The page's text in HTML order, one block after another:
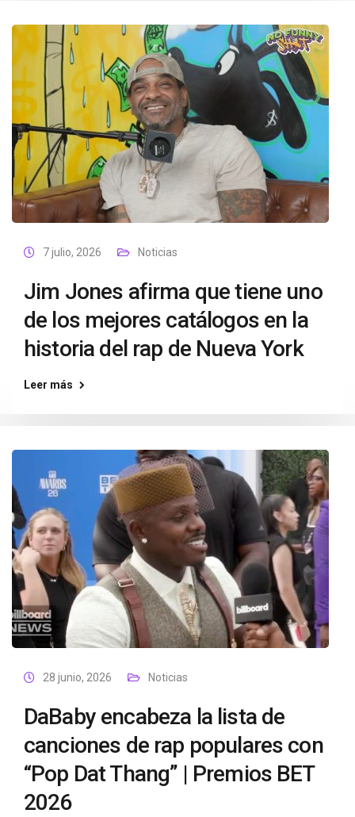
7 julio, 2026 Noticias
Jim Jones afirma que tiene uno
de los mejores catálogos en la
historia del rap de Nueva York
Leer más
28 junio, 2026 Noticias
DaBaby encabeza la lista de
canciones de rap populares con
“Pop Dat Thang” | Premios BET
2026